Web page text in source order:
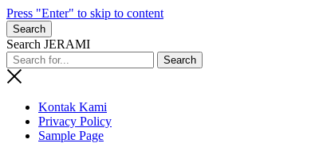
Press "Enter" to skip to content
Search
Search JERAMI
Kontak Kami
Privacy Policy
Sample Page